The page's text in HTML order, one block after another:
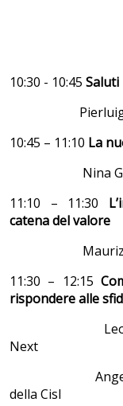
10:30 - 10:45
Pierluigi
10:45 – 11:10 La
Nina
11:10 – 11:30
catena del valore
Maurizio
11:30 – 12:15
rispondere alle
Leonardo
Next
Angelo
della Cisl